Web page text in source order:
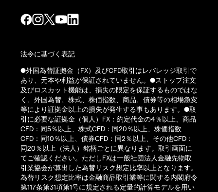
法令に基づく表記
●外国為替証拠金（FX）及びCFD取引はレバレッジ取引で
あり、元本や利益が保証されていません。●ストップ注文
及びロスカット機能は、損失の限定を保証するものではな
く、外国為替、株式、株価指数、商品、債券等の相場急変
等により証拠金以上の損失が発生する事もあります。●取
引に必要な証拠金（個人）FX：約定代金の4％以上、商品
CFD：同5％以上、株式CFD：同20％以上、株価指数
CFD：同10％以上、債券CFD：同2％以上、その他CFD：
同20％以上（法人）銘柄ごとに異なります。取引画面に
てご確認ください。ただしFXは一般社団法人金融先物取
引業協会が算出した為替リスク想定比率以上となります。
為替リスク想定比率は金融商品取引業等に関する内閣府令
第117条第31項第1号に規定される定量的計算モデルを用い